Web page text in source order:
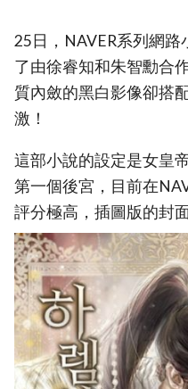
25日，NAVER系列網
了由徐睿知和朱智勳合
質內斂的黑白影像卻搭
激！
這部小說的設定是女皇
第一個後宮，目前在
評分極高，插圖版的封